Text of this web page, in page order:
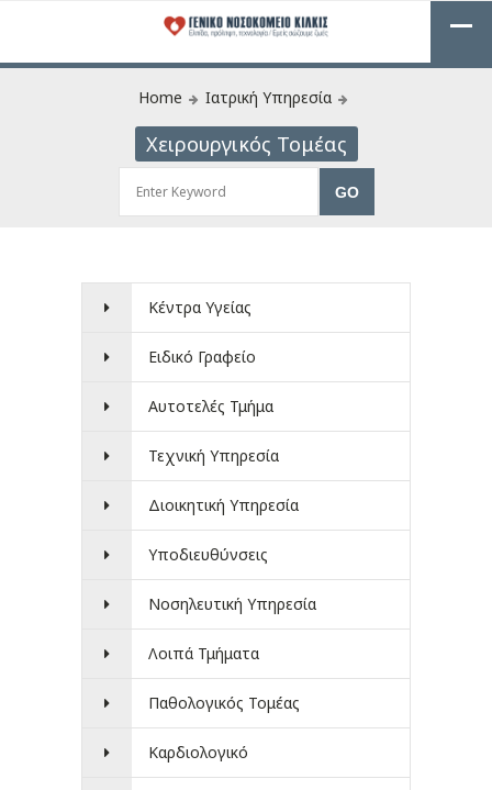
Home Ιατρική Υπηρεσία
Χειρουργικός Τομέας
Κέντρα Υγείας
Ειδικό Γραφείο
Αυτοτελές Τμήμα
Τεχνική Υπηρεσία
Διοικητική Υπηρεσία
Υποδιευθύνσεις
Νοσηλευτική Υπηρεσία
Λοιπά Τμήματα
Παθολογικός Τομέας
Καρδιολογικό